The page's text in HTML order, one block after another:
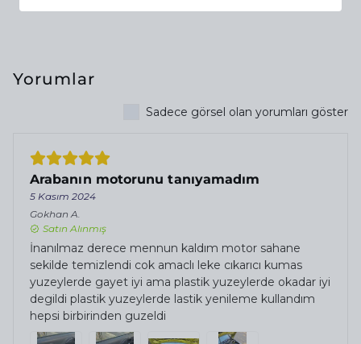
Yorumlar
Sadece görsel olan yorumları göster
Arabanın motorunu tanıyamadım
5 Kasım 2024
Gokhan A.
Satın Alınmış
İnanılmaz derece mennun kaldım motor sahane
sekilde temizlendi cok amaclı leke cıkarıcı kumas
yuzeylerde gayet iyi ama plastik yuzeylerde okadar iyi
degildi plastik yuzeylerde lastik yenileme kullandım
hepsi birbirinden guzeldi